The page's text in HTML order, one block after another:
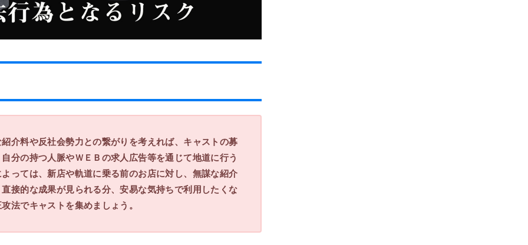
介料や反社会勢力との繋がりを考えれば、キャストの募
分の持つ人脈やＷＥＢの求人広告等を通じて地道に行う
っては、新店や軌道に乗る前のお店に対し、無謀な紹介
接的な成果が見られる分、安易な気持ちで利用したくな
法でキャストを集めましょう。